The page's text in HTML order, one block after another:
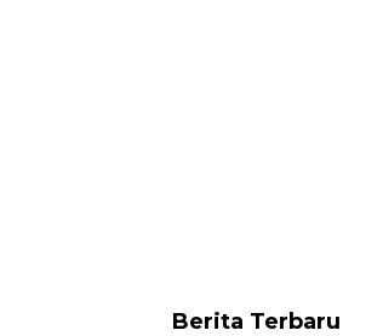
Berita Terbaru